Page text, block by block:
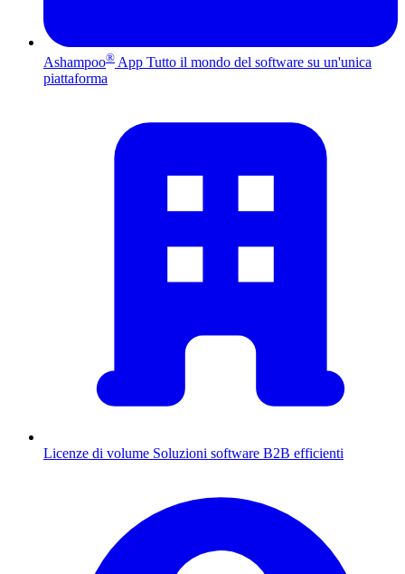
Ashampoo® App Tutto il mondo del software su un'unica
piattaforma
Licenze di volume Soluzioni software B2B efficienti